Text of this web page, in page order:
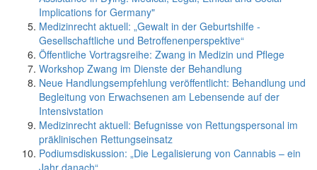
Implications for Germany"
Medizinrecht aktuell: „Gewalt in der Geburtshilfe -
Gesellschaftliche und Betroffenenperspektive“
Öffentliche Vortragsreihe: Zwang in Medizin und Pflege
Workshop Zwang im Dienste der Behandlung
Neue Handlungsempfehlung veröffentlicht: Behandlung und
Begleitung von Erwachsenen am Lebensende auf der
Intensivstation
Medizinrecht aktuell: Befugnisse von Rettungspersonal im
präklinischen Rettungseinsatz
Podiumsdiskussion: „Die Legalisierung von Cannabis – ein
Jahr danach“